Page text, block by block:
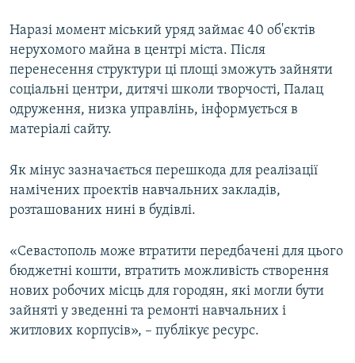
ІНФОГРАФІКА
Усі сайти RFE/RL
Наразі момент міський уряд займає 40 об'єктів
нерухомого майна в центрі міста. Після
перенесення структури ці площі зможуть зайняти
соціальні центри, дитячі школи творчості, Палац
одруження, низка управлінь, інформується в
матеріалі сайту.
Як мінус зазначається перешкода для реалізації
намічених проектів навчальних закладів,
розташованих нині в будівлі.
«Севастополь може втратити передбачені для цього
бюджетні кошти, втратить можливість створення
нових робочих місць для городян, які могли бути
зайняті у зведенні та ремонті навчальних і
житлових корпусів», – публікує ресурс.